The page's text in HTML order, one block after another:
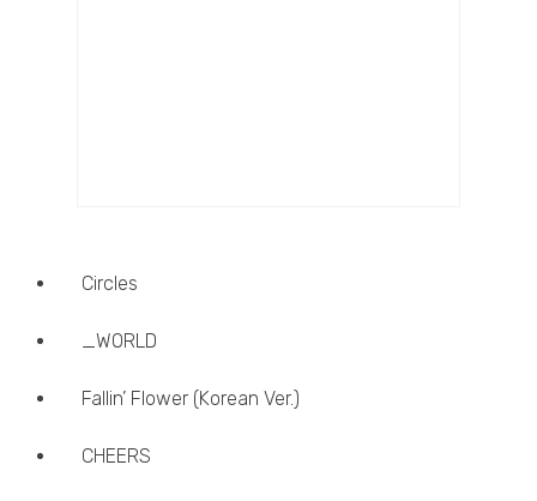
Circles
_WORLD
Fallin’ Flower (Korean Ver.)
CHEERS